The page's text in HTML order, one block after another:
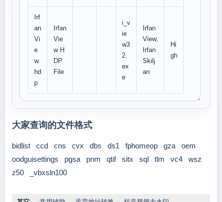
Irf
an
Vi
e
w.
hd
p
Irfan
Vie
w H
DP
File
i_v
ie
w3
2.
ex
e
Irfan
View,
Irfan
Skilj
an
Hi
gh
大家查询的文件格式
bidlist ccd cns cvx dbs ds1 fphomeop gza
oem
oodguisettings
pgsa pnm qtif sitx sql tlm vc4
wsz
z50
_vbxsln100